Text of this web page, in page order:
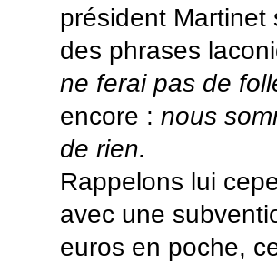
président Martinet
des phrases
ne ferai pas de
encore : nous
de rien.
Rappelons lui
avec une
euros en poche,